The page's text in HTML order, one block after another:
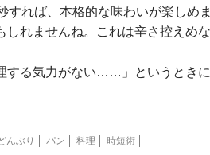
すれば、本格的な味わいが楽しめ
しれませんね。これは辛さ控えめ
する気力がない……」というとき
んぶり パン 料理 時短術